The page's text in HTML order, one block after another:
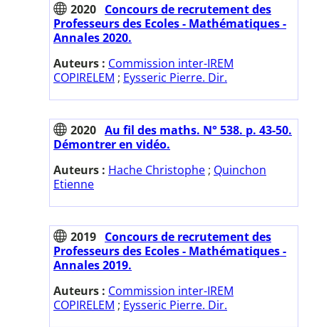
2020 Concours de recrutement des
Professeurs des Ecoles - Mathématiques -
Annales 2020.
Auteurs : Commission inter-IREM
COPIRELEM ; Eysseric Pierre. Dir.
2020 Au fil des maths. N° 538. p. 43-50.
Démontrer en vidéo.
Auteurs : Hache Christophe ; Quinchon
Etienne
2019 Concours de recrutement des
Professeurs des Ecoles - Mathématiques -
Annales 2019.
Auteurs : Commission inter-IREM
COPIRELEM ; Eysseric Pierre. Dir.